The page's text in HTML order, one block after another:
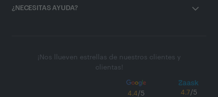
¿NECESITAS AYUDA?
¡Nos llueven estrellas de nuestros clientes y
clientas!
4.4/5 4.7/5